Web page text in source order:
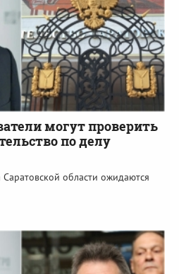
могут проверить
по делу
Саратовской области ожидаются